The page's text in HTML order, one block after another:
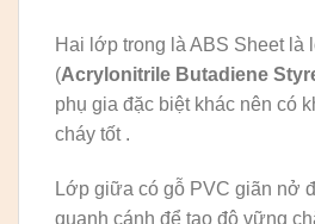
Hai lớp trong là ABS Sheet là
(Acrylonitrile Butadiene
phụ gia đặc biệt khác nên có
cháy tốt .
Lớp giữa có gỗ PVC giãn nở
quanh cánh để tạo độ vững